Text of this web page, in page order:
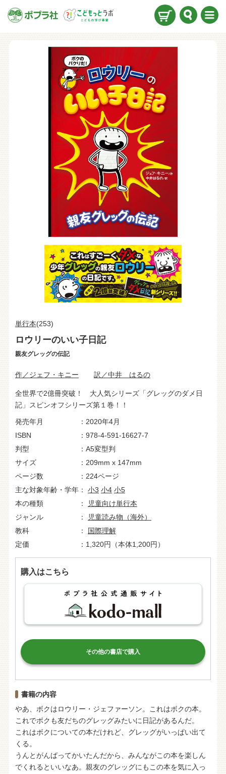
単行本(253)
ロウリーのいい子日記
親友グレッグの伝記
作／ジェフ・キニー 訳／中井 はるの
全世界で2億冊突破！ 大人気シリーズ「グレッグのダメ日
記」スピンオフシリーズ第１巻！！
発売年月
2020年4月
ISBN
978-4-591-16627-7
判型
A5変型判
サイズ
209mm x 147mm
ページ数
224ページ
主な対象年齢・学年
小3 小4 小5
本の種類
児童向け単行本
ジャンル
児童読み物（海外）
教科
国際理解
定価
1,320円（本体1,200円）
購入はこちら
その他の書店で購入
書籍の内容
やあ、ボクはロウリー・ジェファーソン。これはボクの本。
これでボクも友だちのグレッグみたいに日記があるんだ。
これはボクについての本だけれど、グレッグがいっぱい出て
くる。
うんとがんばってかいたんだから、みんながこの本を楽しん
でくれるといいなあ。親友のグレッグにもこの本を気に入っ